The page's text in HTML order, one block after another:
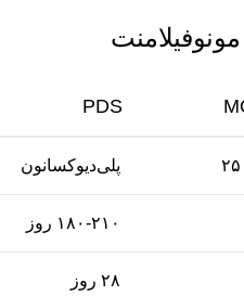
PDS
پلی‌دیوکسانون
۱۸۰-۲۱۰ روز
۲۸ روز